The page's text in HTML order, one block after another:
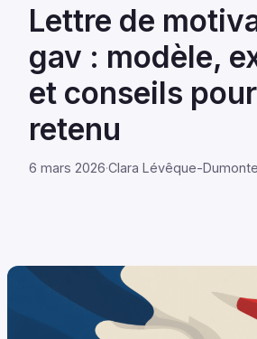
Lettre de
gav : modèle,
et conseils
retenu
6 mars 2026·Clara Lévêque-